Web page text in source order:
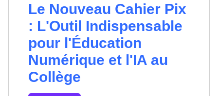
Le Nouveau Cahier Pix
: L'Outil Indispensable
pour l'Éducation
Numérique et l'IA au
Collège